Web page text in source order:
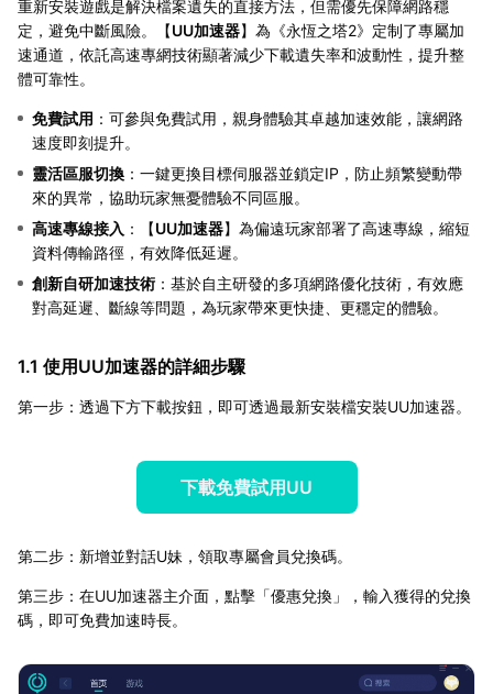
重新安裝遊戲是解決檔案遺失的直接方法，但需優先保障網路穩
定，避免中斷風險。【UU加速器】為《永恆之塔2》定制了專屬加
速通道，依託高速專網技術顯著減少下載遺失率和波動性，提升整
體可靠性。
免費試用 ：可參與免費試用，親身體驗其卓越加速效能，讓網路
速度即刻提升。
靈活區服切換 ：一鍵更換目標伺服器並鎖定IP，防止頻繁變動帶
來的異常，協助玩家無憂體驗不同區服。
高速專線接入 ：【UU加速器】為偏遠玩家部署了高速專線，縮短
資料傳輸路徑，有效降低延遲。
創新自研加速技術 ：基於自主研發的多項網路優化技術，有效應
對高延遲、斷線等問題，為玩家帶來更快捷、更穩定的體驗。
1.1 使用UU加速器的詳細步驟
第一步：透過下方下載按鈕，即可透過最新安裝檔安裝UU加速器。
下載免費試用UU
第二步：新增並對話U妹，領取專屬會員兌換碼。
第三步：在UU加速器主介面，點擊「優惠兌換」，輸入獲得的兌換
碼，即可免費加速時長。